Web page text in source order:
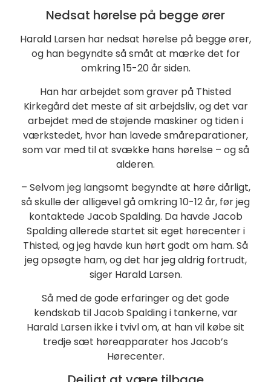
Nedsat hørelse på begge ører
Harald Larsen har nedsat hørelse på begge ører,
og han begyndte så småt at mærke det for
omkring 15-20 år siden.
Han har arbejdet som graver på Thisted
Kirkegård det meste af sit arbejdsliv, og det var
arbejdet med de støjende maskiner og tiden i
værkstedet, hvor han lavede småreparationer,
som var med til at svække hans hørelse – og så
alderen.
– Selvom jeg langsomt begyndte at høre dårligt,
så skulle der alligevel gå omkring 10-12 år, før jeg
kontaktede Jacob Spalding. Da havde Jacob
Spalding allerede startet sit eget hørecenter i
Thisted, og jeg havde kun hørt godt om ham. Så
jeg opsøgte ham, og det har jeg aldrig fortrudt,
siger Harald Larsen.
Så med de gode erfaringer og det gode
kendskab til Jacob Spalding i tankerne, var
Harald Larsen ikke i tvivl om, at han vil købe sit
tredje sæt høreapparater hos Jacob’s
Hørecenter.